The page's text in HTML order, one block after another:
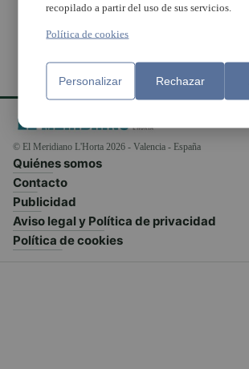
© El Meridiano L'Horta 2026 - Valencia - España
Quiénes somos
Contacto
Publicidad
Aviso legal y Política de privacidad
Política de cookies
recopilado a partir del uso de sus servicios.
Política de cookies
Personalizar Rechazar